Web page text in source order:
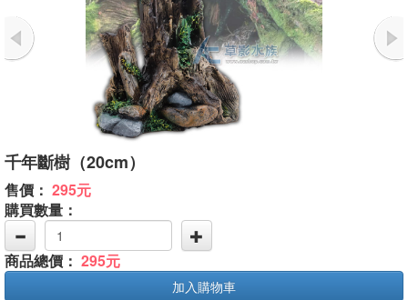
千年斷樹（20cm）
售價： 295元
購買數量：
商品總價： 295元
加入購物車